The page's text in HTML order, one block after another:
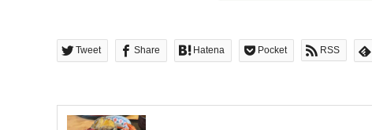
Tweet Share Hatena Pocket RSS